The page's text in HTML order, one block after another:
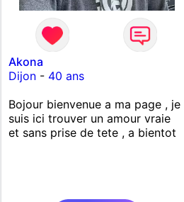
Akona
Dijon- 40 ans
Bojour bienvenue a ma page , je
suis ici trouver un amour vraie
et sans prise de tete , a bientot